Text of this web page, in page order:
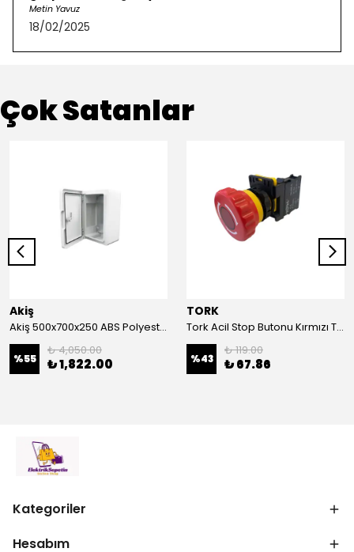
Metin Yavuz
18/02/2025
Çok Satanlar
Akiş
Akiş 500x700x250 ABS Polyester Pano | Duvar Pano | Plastik Elektrik Panosu
%55
₺ 4,050.00
₺ 1,822.00
TORK
Tork Acil Stop Butonu Kırmızı TRK-A3-01ZS Acil Durum Butonu | Kırmızı Mantar Tipi NC1
%43
₺ 119.00
₺ 67.86
Kategoriler
Hesabım